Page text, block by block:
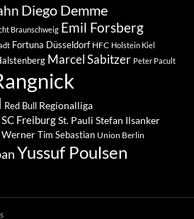
Diego Demme
Braunschweig Emil Forsberg
Fortuna Düsseldorf HFC Holstein Kiel
Marcel Sabitzer Peter Pacult
Red Bull Regionalliga
SC FreiburgSt. Pauli Stefan Ilsanker
Tim Sebastian Union Berlin
Yussuf Poulsen